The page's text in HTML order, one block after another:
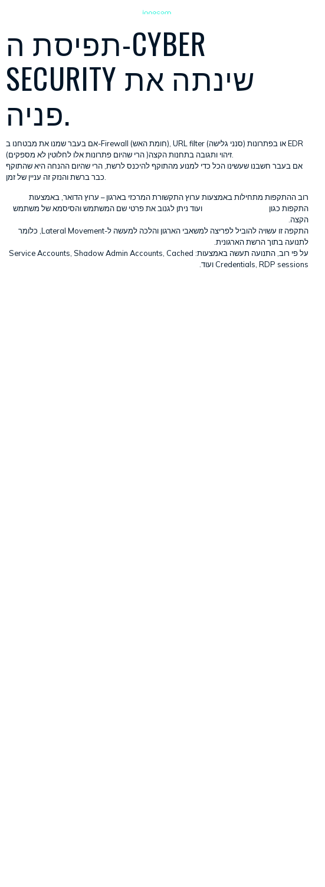
תפיסת ה-CYBER
SECURITY שינתה את
פניה.
אם בעבר שמנו את מבטחנו ב-Firewall (חומת האש), URL filter (סנני גלישה) או בפתרונות EDR
(זיהוי ותגובה בתחנות הקצה( הרי שהיום פתרונות אלו לחלוטין לא מספקים.
אם בעבר חשבנו שעשינו הכל כדי למנוע מהתוקף להיכנס לרשת, הרי שהיום ההנחה היא שהתוקף
כבר ברשת והנזק זה עניין של זמן.
רוב ההתקפות מתחילות באמצעות ערוץ התקשורת המרכזי בארגון – ערוץ הדואר, באמצעות
התקפות כגון
ועוד ניתן לגנוב את פרטי שם המשתמש והסיסמא של משתמש
הקצה.
התקפה זו עשויה להוביל לפריצה למשאבי הארגון והלכה למעשה ל-Lateral Movement, כלומר
לתנועה בתוך הרשת הארגונית.
על פי רוב, התנועה תעשה באמצעות: Service Accounts, Shadow Admin Accounts, Cached
Credentials, RDP sessions ועוד.